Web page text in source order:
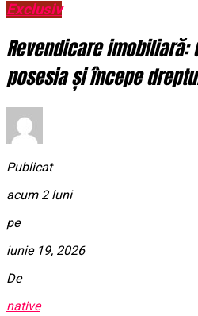
Exclusiv
Revendicare imobiliară:
posesia și începe
Publicat
acum 2 luni
pe
iunie 19, 2026
De
native